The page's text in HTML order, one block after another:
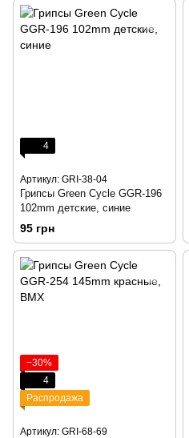
4
Артикул: GRI-38-04
Грипсы Green Cycle GGR-196
102mm детские, синие
95 грн
−30%
4
Распродажа
Артикул: GRI-68-69